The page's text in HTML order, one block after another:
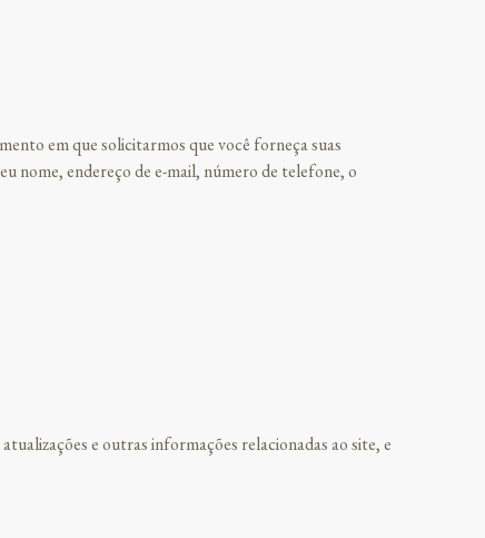
em que solicitarmos que você forneça suas
nome, endereço de e-mail, número de telefone, o
e outras informações relacionadas ao site, e